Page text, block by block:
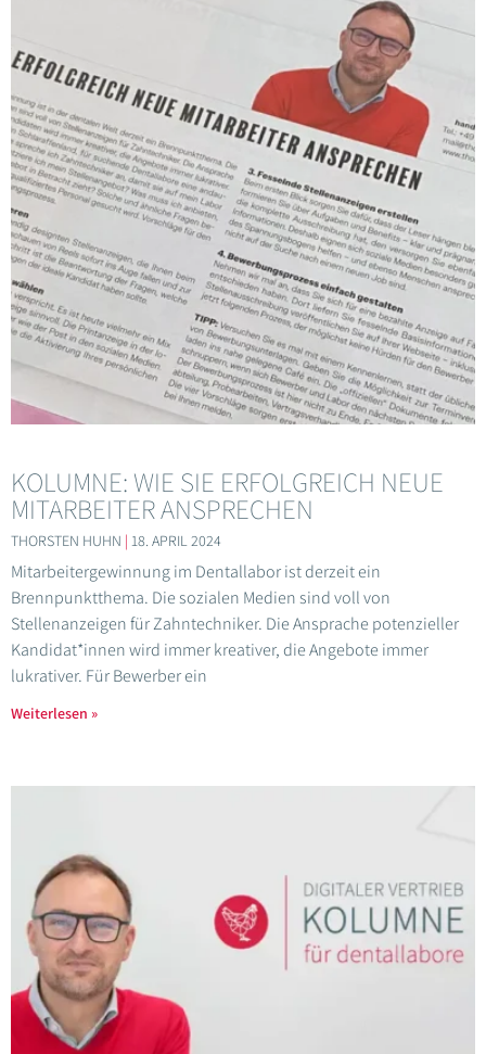
KOLUMNE: WIE SIE ERFOLGREICH NEUE
MITARBEITER ANSPRECHEN
THORSTEN HUHN 18. APRIL 2024
Mitarbeitergewinnung im Dentallabor ist derzeit ein
Brennpunktthema. Die sozialen Medien sind voll von
Stellenanzeigen für Zahntechniker. Die Ansprache potenzieller
Kandidat*innen wird immer kreativer, die Angebote immer
lukrativer. Für Bewerber ein
Weiterlesen »